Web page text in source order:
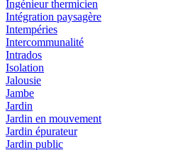
Ingénieur thermicien
Intégration paysagère
Intempéries
Intercommunalité
Intrados
Isolation
Jalousie
Jambe
Jardin
Jardin en mouvement
Jardin épurateur
Jardin public